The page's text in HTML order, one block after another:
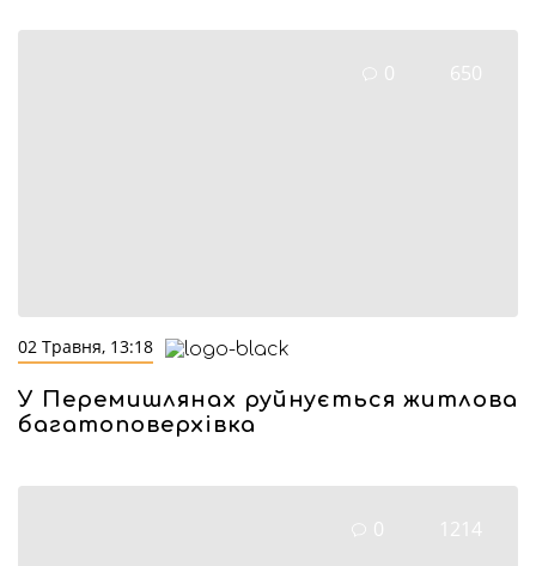
0 650
02 Травня, 13:18
У Перемишлянах руйнується житлова
багатоповерхівка
0 1214